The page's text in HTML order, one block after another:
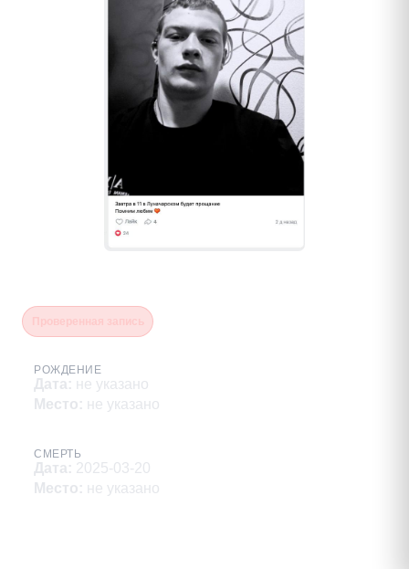
РОЖДЕНИЕ
Дата: не указано
Место: не указано
СМЕРТЬ
Дата: 2025-03-20
Место: не указано